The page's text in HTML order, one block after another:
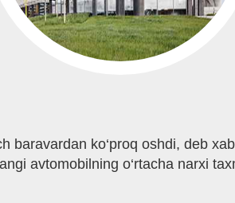
baravardan ko‘proq oshdi, deb
avtomobilning o‘rtacha narxi